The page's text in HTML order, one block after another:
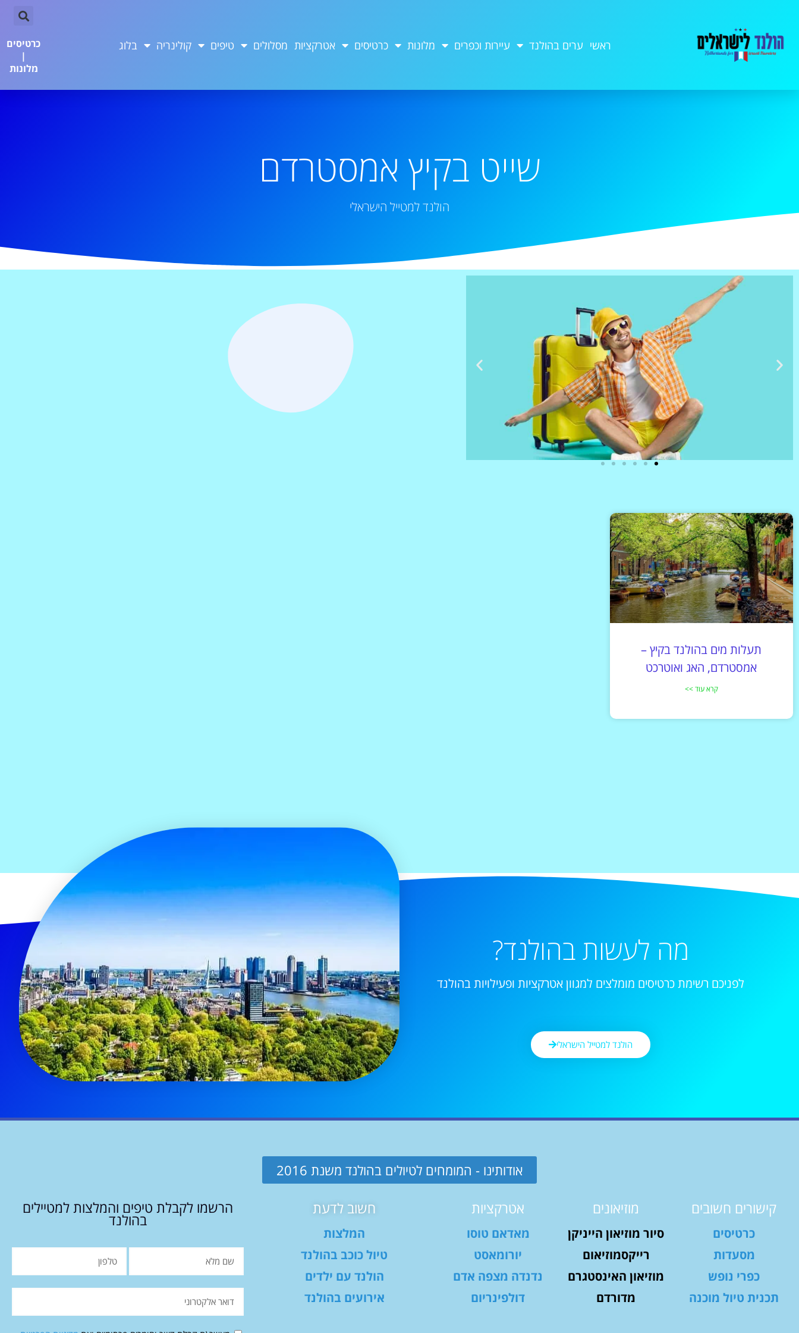
ראשי ערים בהולנד עיירות וכפרים מלונות כרטיסים אטרקציות מסלולים טיפים קולינריה בלוג
כרטיסים
|
מלונות
שייט בקיץ אמסטרדם
הולנד למטייל הישראלי
תעלות מים בהולנד בקיץ –
אמסטרדם, האג ואוטרכט
קרא עוד >>
מה לעשות בהולנד?
לפניכם רשימת כרטיסים מומלצים למגוון אטרקציות ופעילויות בהולנד
הולנד למטייל הישראלי
אודותינו - המומחים לטיולים בהולנד משנת 2016
קישורים חשובים
כרטיסים
מסעדות
כפרי נופש
תכנית טיול מוכנה
מוזיאונים
סיור מוזיאון הייניקן
רייקסמוזיאום
מוזיאון האינסטגרם
מדורדם
אטרקציות
מאדאם טוסו
יורומאסט
נדנדה מצפה אדם
דולפינריום
חשוב לדעת
המלצות
טיול כוכב בהולנד
הולנד עם ילדים
אירועים בהולנד
הרשמו לקבלת טיפים והמלצות למטיילים
בהולנד